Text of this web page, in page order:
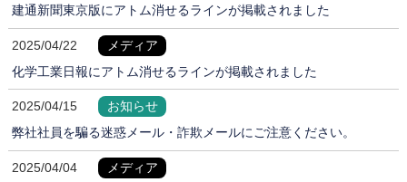
建通新聞東京版にアトム消せるラインが掲載されました
2025/04/22
メディア
化学工業日報にアトム消せるラインが掲載されました
2025/04/15
お知らせ
弊社社員を騙る迷惑メール・詐欺メールにご注意ください。
2025/04/04
メディア